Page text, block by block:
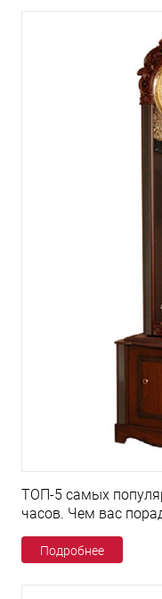
ТОП-5 самых
часов. Чем вас
Подробнее